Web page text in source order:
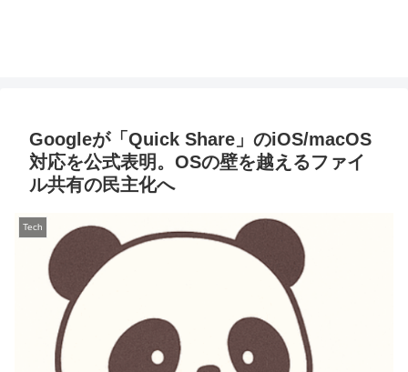
Googleが「Quick Share」のiOS/macOS
対応を公式表明。OSの壁を越えるファイ
ル共有の民主化へ
Tech